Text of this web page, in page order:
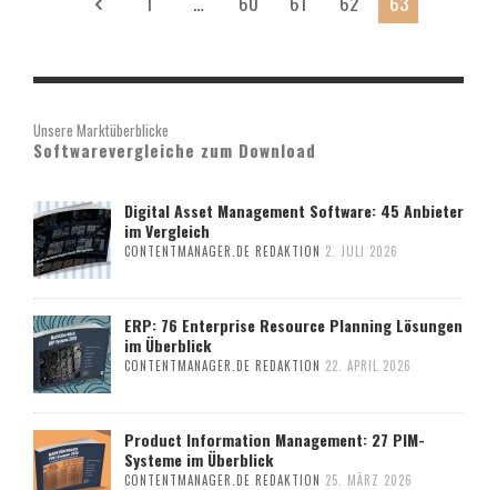
Unsere Marktüberblicke
Softwarevergleiche zum Download
Digital Asset Management Software: 45 Anbieter
im Vergleich
CONTENTMANAGER.DE REDAKTION 2. JULI 2026
ERP: 76 Enterprise Resource Planning Lösungen
im Überblick
CONTENTMANAGER.DE REDAKTION 22. APRIL 2026
Product Information Management: 27 PIM-
Systeme im Überblick
CONTENTMANAGER.DE REDAKTION 25. MÄRZ 2026